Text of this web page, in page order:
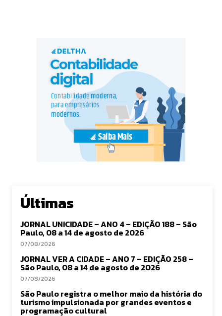
Últimas
JORNAL UNICIDADE – ANO 4 – EDIÇÃO 188 – São
Paulo, 08 a 14 de agosto de 2026
07/08/2026
JORNAL VER A CIDADE – ANO 7 – EDIÇÃO 258 –
São Paulo, 08 a 14 de agosto de 2026
07/08/2026
São Paulo registra o melhor maio da história do
turismo impulsionada por grandes eventos e
programação cultural